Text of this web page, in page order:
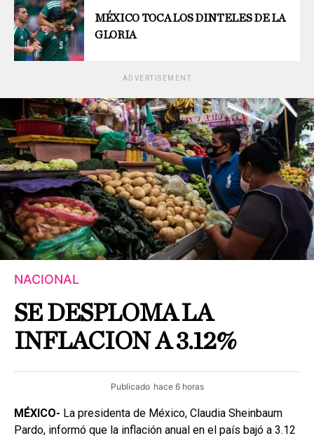
MÉXICO TOCA LOS DINTELES DE LA
GLORIA
ADVERTISEMENT
NACIONAL
SE DESPLOMA LA
INFLACION A 3.12%
Publicado hace 6 horas
MÉXICO- La presidenta de México, Claudia Sheinbaum
Pardo, informó que la inflación anual en el país bajó a 3.12